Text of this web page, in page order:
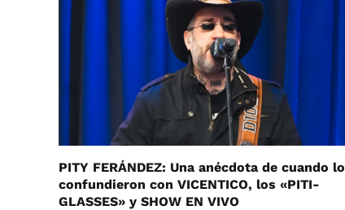
PITY FERÁNDEZ: Una anécdota de cuando lo
confundieron con VICENTICO, los «PITI-
GLASSES» y SHOW EN VIVO